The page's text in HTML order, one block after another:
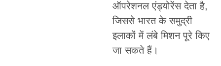
ऑपरेशनल एंड्योरेंस देता है,
जिससे भारत के समुद्री
इलाकों में लंबे मिशन पूरे किए
जा सकते हैं।